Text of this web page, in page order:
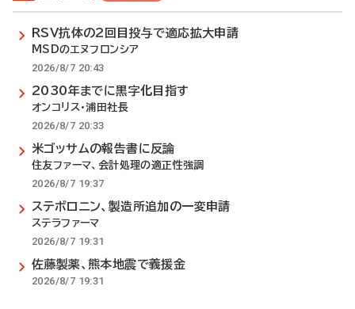
RSV抗体の2回目投与で適応拡大申請
MSDのエヌフロンシア
2026/8/7 20:43
2030年までに黒字化目指す
オンコリス・浦田社長
2026/8/7 20:33
米ゴッサムの報告書に反論
住友ファーマ、会計処理の適正性強調
2026/8/7 19:37
ステボロニン、製造所追加の一変申請
ステラファーマ
2026/8/7 19:31
佐藤製薬、熊本地震で義援金
2026/8/7 19:31